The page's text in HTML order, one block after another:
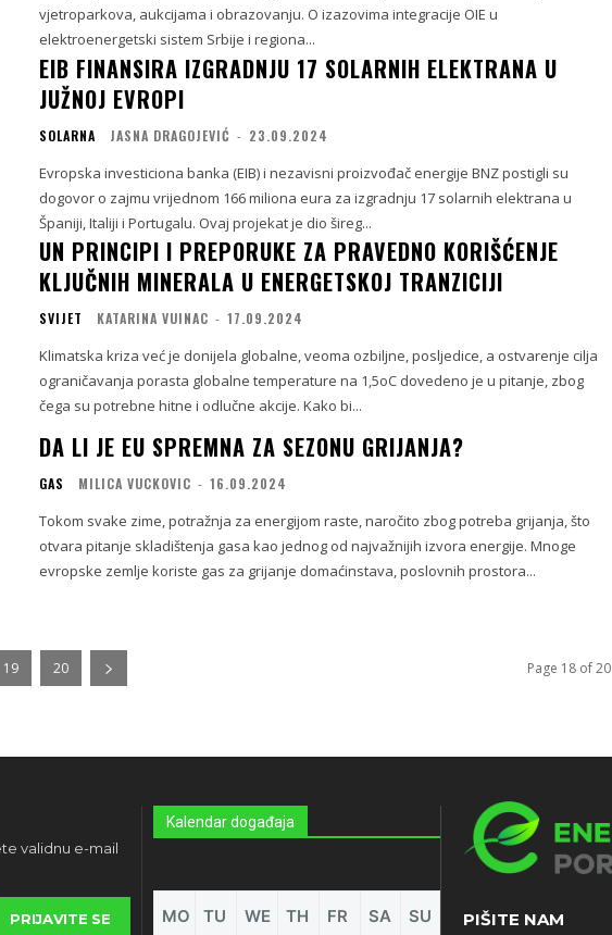
vjetroparkova, aukcijama i obrazovanju. O izazovima integracije OIE u
elektroenergetski sistem Srbije i regiona...
EIB FINANSIRA IZGRADNJU 17 SOLARNIH ELEKTRANA U
JUŽNOJ EVROPI
SOLARNA JASNA DRAGOJEVIĆ - 23.09.2024
Evropska investiciona banka (EIB) i nezavisni proizvođač energije BNZ postigli su
dogovor o zajmu vrijednom 166 miliona eura za izgradnju 17 solarnih elektrana u
Španiji, Italiji i Portugalu. Ovaj projekat je dio šireg...
UN PRINCIPI I PREPORUKE ZA PRAVEDNO KORIŠĆENJE
KLJUČNIH MINERALA U ENERGETSKOJ TRANZICIJI
SVIJET KATARINA VUINAC - 17.09.2024
Klimatska kriza već je donijela globalne, veoma ozbiljne, posljedice, a ostvarenje cilja
ograničavanja porasta globalne temperature na 1,5oC dovedeno je u pitanje, zbog
čega su potrebne hitne i odlučne akcije. Kako bi...
DA LI JE EU SPREMNA ZA SEZONU GRIJANJA?
GAS MILICA VUCKOVIC - 16.09.2024
Tokom svake zime, potražnja za energijom raste, naročito zbog potreba grijanja, što
otvara pitanje skladištenja gasa kao jednog od najvažnijih izvora energije. Mnoge
evropske zemlje koriste gas za grijanje domaćinstava, poslovnih prostora...
19 20 Page 18 of 20
validnu e-mail
PRIJAVITE SE
Kalendar događaja
MO TU WE TH FR SA SU PIŠITE NAM